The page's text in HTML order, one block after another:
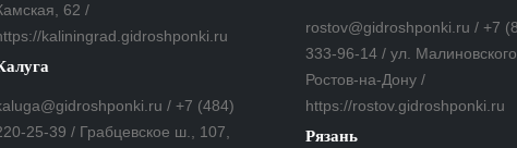
62 /
kaliningrad.gidroshponki.ru
/ +7 (484)
25-39 / Грабцевское ш., 107,
rostov@gidroshponki.ru / +7
333-96-14 / ул.
Ростов-на-Дону /
https://rostov.gidroshponki.ru
Рязань